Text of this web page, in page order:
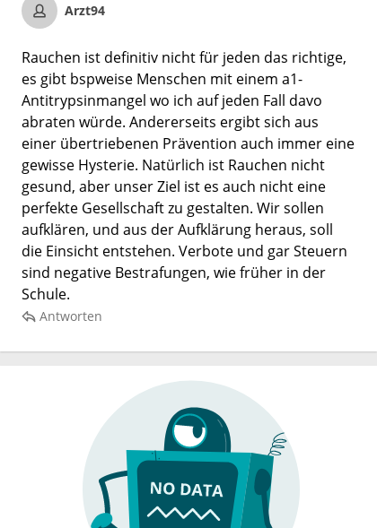
Arzt94
Rauchen ist definitiv nicht für jeden das richtige,
es gibt bspweise Menschen mit einem a1-
Antitrypsinmangel wo ich auf jeden Fall davo
abraten würde. Andererseits ergibt sich aus
einer übertriebenen Prävention auch immer eine
gewisse Hysterie. Natürlich ist Rauchen nicht
gesund, aber unser Ziel ist es auch nicht eine
perfekte Gesellschaft zu gestalten. Wir sollen
aufklären, und aus der Aufklärung heraus, soll
die Einsicht entstehen. Verbote und gar Steuern
sind negative Bestrafungen, wie früher in der
Schule.
Antworten